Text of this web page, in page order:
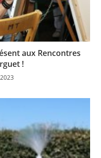
aux Rencontres
!